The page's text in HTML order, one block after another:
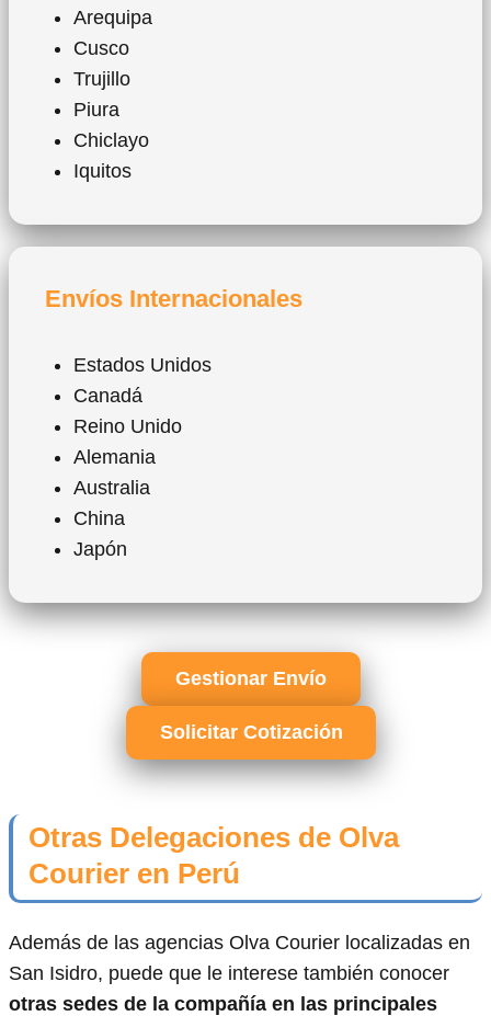
Arequipa
Cusco
Trujillo
Piura
Chiclayo
Iquitos
Envíos Internacionales
Estados Unidos
Canadá
Reino Unido
Alemania
Australia
China
Japón
Gestionar Envío
Solicitar Cotización
Otras Delegaciones de Olva
Courier en Perú
Además de las agencias Olva Courier localizadas en
San Isidro, puede que le interese también conocer
otras sedes de la compañía en las principales